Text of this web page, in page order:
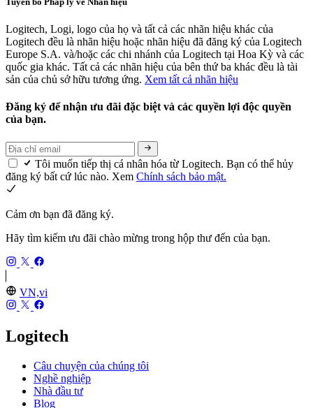
Logitech, Logi, logo của họ và tất cả các nhãn hiệu khác của
Logitech đều là nhãn hiệu hoặc nhãn hiệu đã đăng ký của Logitech
Europe S.A. và/hoặc các chi nhánh của Logitech tại Hoa Kỳ và các
quốc gia khác. Tất cả các nhãn hiệu của bên thứ ba khác đều là tài
sản của chủ sở hữu tương ứng. Xem tất cả nhãn hiệu
Đăng ký để nhận ưu đãi đặc biệt và các quyền lợi độc quyền
của bạn.
Tôi muốn tiếp thị cá nhân hóa từ Logitech. Bạn có thể hủy
đăng ký bất cứ lúc nào. Xem Chính sách bảo mật.
Cảm ơn bạn đã đăng ký.
Hãy tìm kiếm ưu đãi chào mừng trong hộp thư đến của bạn.
VN,vi
Logitech
Câu chuyện của chúng tôi
Nghề nghiệp
Nhà đầu tư
Blog